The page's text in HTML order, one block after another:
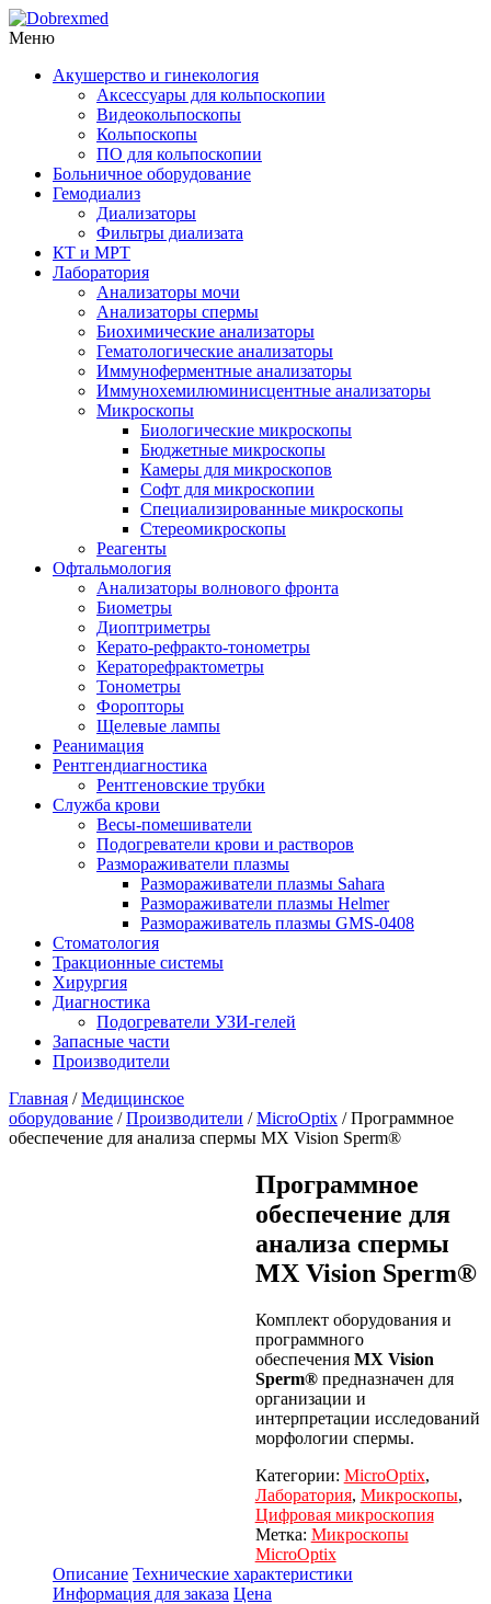
Меню
Акушерство и гинекология
Аксессуары для кольпоскопии
Видеокольпоскопы
Кольпоскопы
ПО для кольпоскопии
Больничное оборудование
Гемодиализ
Диализаторы
Фильтры диализата
КТ и МРТ
Лаборатория
Анализаторы мочи
Анализаторы спермы
Биохимические анализаторы
Гематологические анализаторы
Иммуноферментные анализаторы
Иммунохемилюминисцентные анализаторы
Микроскопы
Биологические микроскопы
Бюджетные микроскопы
Камеры для микроскопов
Софт для микроскопии
Специализированные микроскопы
Стереомикроскопы
Реагенты
Офтальмология
Анализаторы волнового фронта
Биометры
Диоптриметры
Керато-рефракто-тонометры
Кераторефрактометры
Тонометры
Форопторы
Щелевые лампы
Реанимация
Рентгендиагностика
Рентгеновские трубки
Служба крови
Весы-помешиватели
Подогреватели крови и растворов
Размораживатели плазмы
Размораживатели плазмы Sahara
Размораживатели плазмы Helmer
Размораживатель плазмы GMS-0408
Стоматология
Тракционные системы
Хирургия
Диагностика
Подогреватели УЗИ-гелей
Запасные части
Производители
Главная /Медицинское
оборудование /Производители /MicroOptix / Программное
обеспечение для анализа спермы MX Vision Sperm®
Программное
обеспечение для
анализа спермы
MX Vision Sperm®
Комплект оборудования и
программного
обеспечения MX Vision
Sperm®предназначен для
организации и
интерпретации исследований
морфологии спермы.
Категории: MicroOptix,
Лаборатория, Микроскопы,
Цифровая микроскопия
Метка: Микроскопы
MicroOptix
Описание Технические характеристики
Информация для заказа Цена